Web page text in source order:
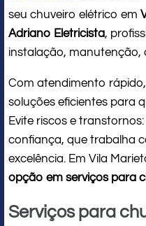
seu chuveiro elétrico em
Adriano Eletricista,
instalação, manutenção,
Com atendimento
soluções eficientes para
Evite riscos e
confiança, que trabalha
excelência. Em Vila
opção em serviços para
Serviços para